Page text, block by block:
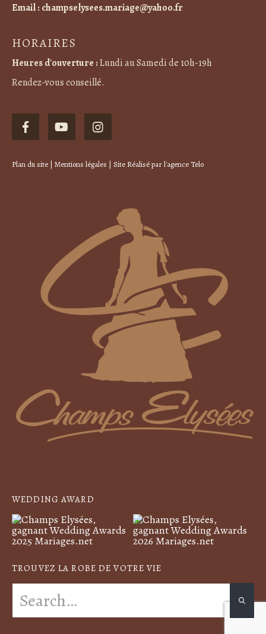
Email : champselysees.mariage@yahoo.fr
HORAIRES
Heures d'ouverture :Lundi au Samedi de 10h-19h
Rendez-vous conseillé.
Plan du site | Mentions légales | Site Réalisé parl'agence Telo
WEDDING AWARD
TROUVEZ LA ROBE DE VOTRE VIE